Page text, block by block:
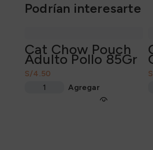
Podrían interesarte
Cat Chow Pouch
Adulto Pollo 85Gr
S/
Agregar